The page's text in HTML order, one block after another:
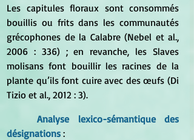
Les capitules floraux sont consommés
bouillis ou frits dans les communautés
grécophones de la Calabre (Nebel et al.,
2006 : 336) ; en revanche, les Slaves
molisans font bouillir les racines de la
plante qu’ils font cuire avec des œufs (Di
Tizio et al., 2012 : 3).
Analyse lexico-sémantique des
désignations :